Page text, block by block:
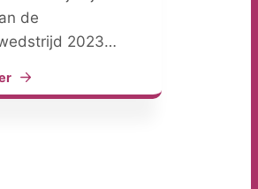
de
2023…